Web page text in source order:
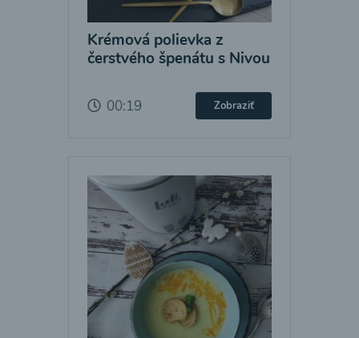
Krémová polievka z
čerstvého špenátu s Nivou
00:19 Zobraziť